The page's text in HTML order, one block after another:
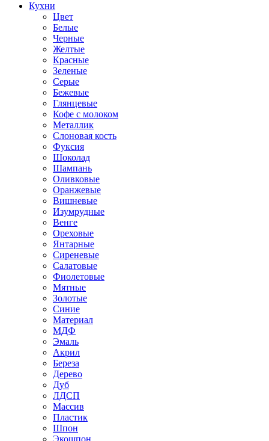
Кухни
Цвет
Белые
Черные
Желтые
Красные
Зеленые
Серые
Бежевые
Глянцевые
Кофе с молоком
Металлик
Слоновая кость
Фуксия
Шоколад
Шампань
Оливковые
Оранжевые
Вишневые
Изумрудные
Венге
Ореховые
Янтарные
Сиреневые
Салатовые
Фиолетовые
Мятные
Золотые
Синие
Материал
МДФ
Эмаль
Акрил
Береза
Дерево
Дуб
ЛДСП
Массив
Пластик
Шпон
Экошпон